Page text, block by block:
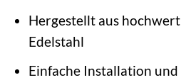
Hergestellt aus
Edelstahl
Einfache Installation